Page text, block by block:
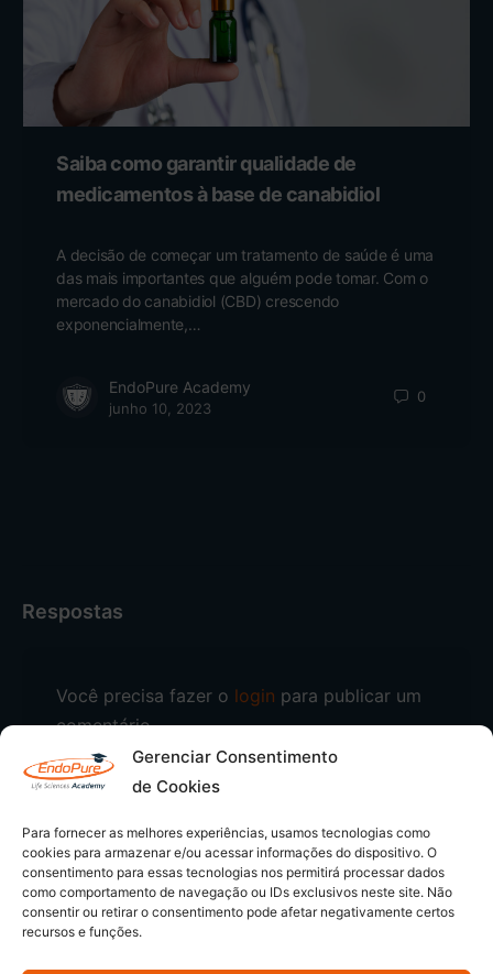
Gerenciar Consentimento
de Cookies
Para fornecer as melhores experiências, usamos tecnologias como
cookies para armazenar e/ou acessar informações do dispositivo. O
consentimento para essas tecnologias nos permitirá processar dados
como comportamento de navegação ou IDs exclusivos neste site. Não
consentir ou retirar o consentimento pode afetar negativamente certos
recursos e funções.
Saiba como garantir qualidade de
medicamentos à base de canabidiol
A decisão de começar um tratamento de saúde é uma
das mais importantes que alguém pode tomar. Com o
mercado do canabidiol (CBD) crescendo
exponencialmente,…
EndoPure Academy
junho 10, 2023
0
Respostas
Você precisa fazer o login para publicar um
comentário.